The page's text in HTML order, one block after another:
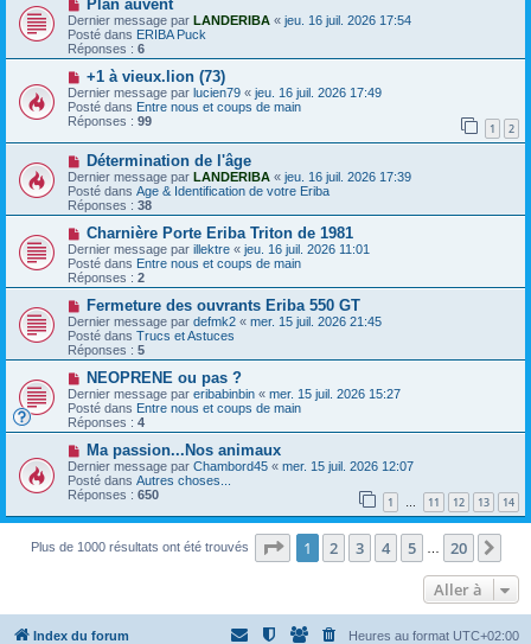
a
g
e
u
m
e
s
g
e
o
u
v
e
a
u
m
e
s
s
a
g
e
Plan auvent
Dernier message par LANDERIBA « jeu. 16 juil. 2026 17:54
Posté dans ERIBA Puck
Réponses : 6
N
o
u
v
e
a
m
e
s
s
a
g
e
+1 à vieux.lion (73)
Dernier message par lucien79 « jeu. 16 juil. 2026 17:49
Posté dans Entre nous et coups de main
Réponses : 99 1 2
N
o
u
v
e
a
m
e
s
s
a
g
e
Détermination de l'âge
Dernier message par LANDERIBA « jeu. 16 juil. 2026 17:39
Posté dans Age & Identification de votre Eriba
Réponses : 38
N
o
u
v
e
a
u
m
e
s
s
a
g
e
Charnière Porte Eriba Triton de 1981
Dernier message par illektre « jeu. 16 juil. 2026 11:01
Posté dans Entre nous et coups de main
Réponses : 2
N
o
u
v
e
a
u
m
e
s
s
a
g
e
Fermeture des ouvrants Eriba 550 GT
Dernier message par defmk2 « mer. 15 juil. 2026 21:45
Posté dans Trucs et Astuces
Réponses : 5
N
o
u
v
e
a
u
m
e
s
s
g
NEOPRENE ou pas ?
Dernier message par eribabinbin « mer. 15 juil. 2026 15:27
Posté dans Entre nous et coups de main
Réponses : 4
N
o
u
v
e
a
m
g
e
Ma passion...Nos animaux
Dernier message par Chambord45 « mer. 15 juil. 2026 12:07
Posté dans Autres choses...
Réponses : 650 1 … 11 12 13 14
Plus de 1000 résultats ont été trouvés Page 1sur20
1 2 3 4 5 20
Aller à
Index du forum Heures au format UTC+02:00